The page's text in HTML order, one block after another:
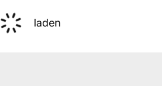
laden